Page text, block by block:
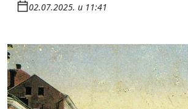
02.07.2025. u 11:41